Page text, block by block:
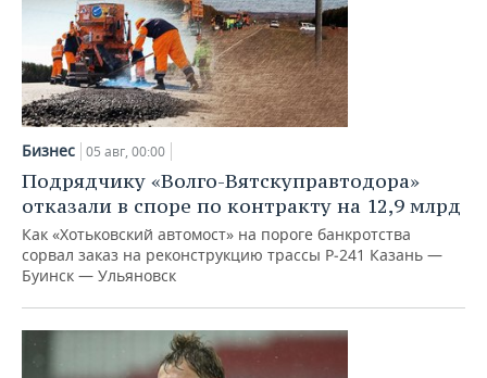
Бизнес 05 авг, 00:00
Подрядчику «Волго-Вятскуправтодора»
отказали в споре по контракту на 12,9 млрд
Как «Хотьковский автомост» на пороге банкротства
сорвал заказ на реконструкцию трассы Р‑241 Казань —
Буинск — Ульяновск